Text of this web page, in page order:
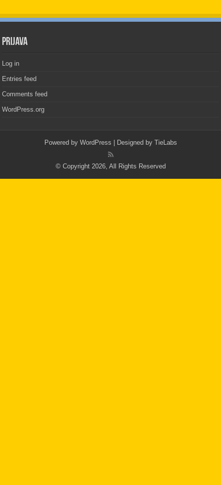
PRIJAVA
Log in
Entries feed
Comments feed
WordPress.org
Powered by WordPress | Designed by TieLabs
© Copyright 2026, All Rights Reserved